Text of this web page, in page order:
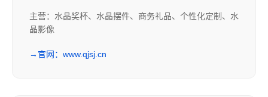
主营：水晶奖杯、水晶摆件、商务礼品、个性化定制、水
晶影像
→ 官网：www.qjsj.cn